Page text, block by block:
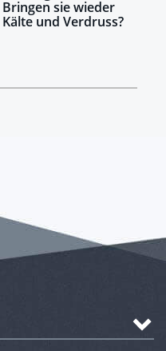
Bringen sie wieder
Kälte und Verdruss?